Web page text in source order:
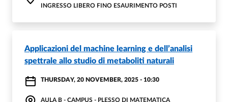
INGRESSO LIBERO FINO ESAURIMENTO POSTI
Applicazioni del machine learning e dell’analisi
spettrale allo studio di metaboliti naturali
THURSDAY, 20 NOVEMBER, 2025 - 10:30
AULA B - CAMPUS - PLESSO DI MATEMATICA